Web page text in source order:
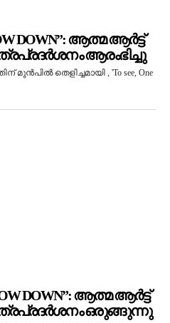
DOWN”: ആത്മ ആർട്ട്
ആരംഭിച്ചു
തെളിച്ചമായി , 'To see, One
DOWN”: ആത്മ ആർട്ട്
ഒരുങ്ങുന്നു